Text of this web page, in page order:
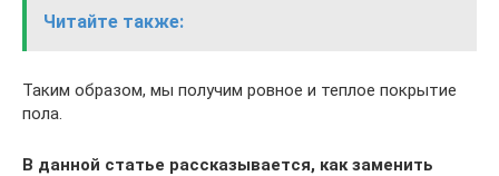
Читайте также:
Таким образом, мы получим ровное и теплое покрытие
пола.
В данной статье рассказывается, как заменить